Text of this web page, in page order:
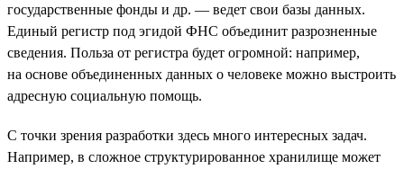
государственные фонды и др. — ведет свои базы данных.
Единый регистр под эгидой ФНС объединит разрозненные
сведения. Польза от регистра будет огромной: например,
на основе объединенных данных о человеке можно выстроить
адресную социальную помощь.
С точки зрения разработки здесь много интересных задач.
Например, в сложное структурированное хранилище может